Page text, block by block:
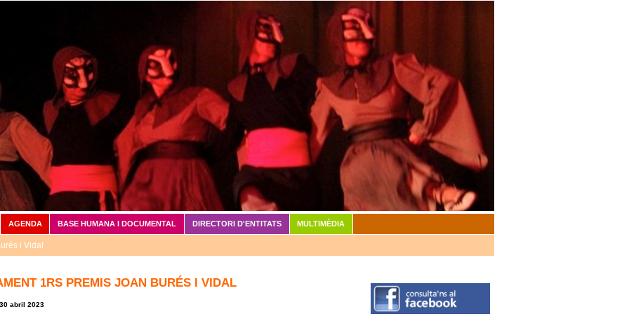
1RS PREMIS JOAN BURÉS I VIDAL
abril 2023
AGENDA BASE HUMANA I DOCUMENTAL DIRECTORI D'ENTITATS MULTIMÈDIA
i Vidal